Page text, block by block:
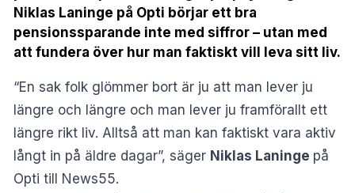
Niklas Laninge på Opti börjar ett bra
pensionssparande inte med siffror – utan med
att fundera över hur man faktiskt vill leva sitt liv.
“En sak folk glömmer bort är ju att man lever ju
längre och längre och man lever ju framförallt ett
längre rikt liv. Alltså att man kan faktiskt vara aktiv
långt in på äldre dagar”, säger Niklas Laninge på
Opti till News55.